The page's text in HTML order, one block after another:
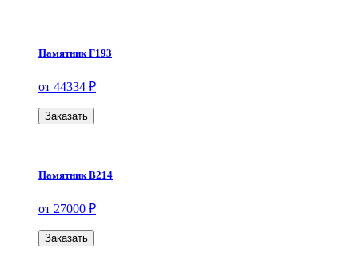
Памятник Г193
от 44334 ₽
Заказать
Памятник В214
от 27000 ₽
Заказать